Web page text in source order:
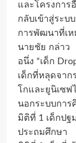
และโครงการ
กลับเข้าสู่ระบ
การพัฒนาที่เห
นายชัย กล่าว
อนึ่ง “เด็ก
เด็กที่หลุดจาก
โกและยูนิเซฟ
นอกระบบการ
มิติที่ 1 เด็กปฐ
ประถมศึกษา